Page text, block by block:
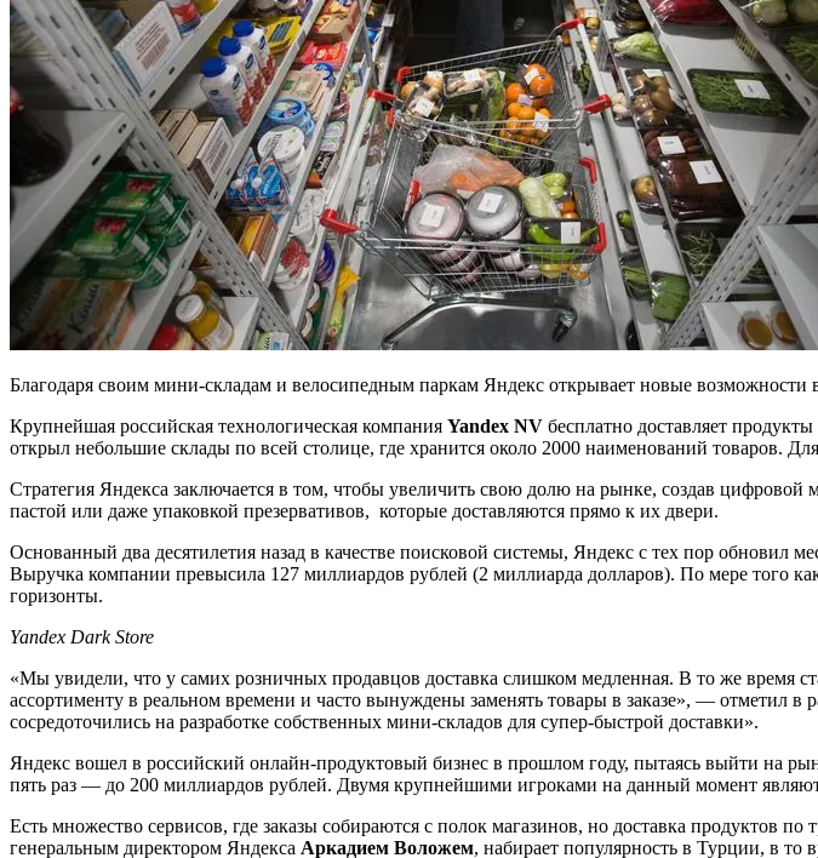
Благодаря своим мини-складам и велосипедным паркам Яндекс открывает новые возможности
Крупнейшая российская технологическая компания Yandex NV бесплатно доставляет
открыл небольшие склады по всей столице, где хранится около 2000 наименований товаров.
Стратегия Яндекса заключается в том, чтобы увеличить свою долю на рынке, создав цифровой
пастой или даже упаковкой презервативов, которые доставляются прямо к их двери.
Основанный два десятилетия назад в качестве поисковой системы, Яндекс с тех пор обновил
Выручка компании превысила 127 миллиардов рублей (2 миллиарда долларов). По мере того
горизонты.
Yandex Dark Store
«Мы увидели, что у самих розничных продавцов доставка слишком медленная. В то же время
ассортименту в реальном времени и часто вынуждены заменять товары в заказе», — отметил в
сосредоточились на разработке собственных мини-складов для супер-быстрой доставки».
Яндекс вошел в российский онлайн-продуктовый бизнес в прошлом году, пытаясь выйти на
пять раз — до 200 миллиардов рублей. Двумя крупнейшими игроками на данный момент
Есть множество сервисов, где заказы собираются с полок магазинов, но доставка продуктов
генеральным директором Яндекса Аркадием Воложем, набирает популярность в Турции, в то